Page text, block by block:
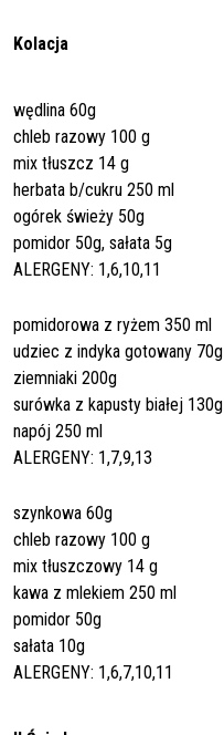
Kolacja
wędlina 60g
chleb razowy 100 g
mix tłuszcz 14 g
herbata b/cukru 250 ml
ogórek świeży 50g
pomidor 50g, sałata 5g
ALERGENY: 1,6,10,11
pomidorowa z ryżem 350 ml
udziec z indyka gotowany 70g
ziemniaki 200g
surówka z kapusty białej 130g
napój 250 ml
ALERGENY: 1,7,9,13
szynkowa 60g
chleb razowy 100 g
mix tłuszczowy 14 g
kawa z mlekiem 250 ml
pomidor 50g
sałata 10g
ALERGENY: 1,6,7,10,11